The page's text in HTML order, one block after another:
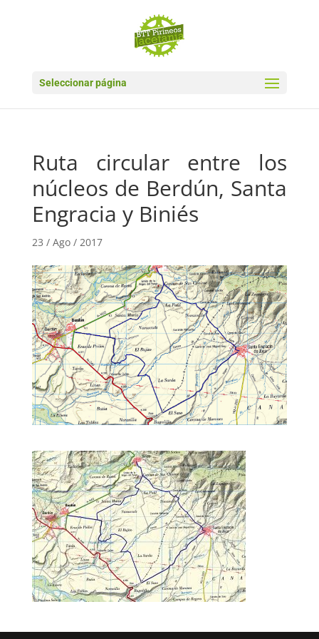
Seleccionar página
Ruta circular entre los
núcleos de Berdún, Santa
Engracia y Biniés
23 / Ago / 2017